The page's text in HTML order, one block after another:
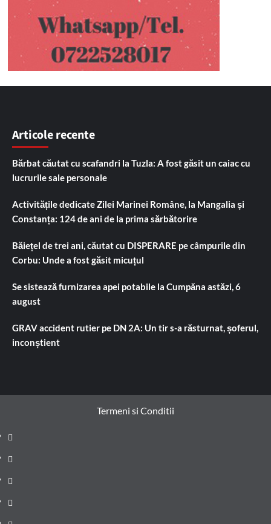
Articole recente
Bărbat căutat cu scafandri la Tuzla: A fost găsit un caiac cu
lucrurile sale personale
Activitățile dedicate Zilei Marinei Române, la Mangalia și
Constanța: 124 de ani de la prima sărbătorire
Băiețel de trei ani, căutat cu DISPERARE pe câmpurile din
Corbu: Unde a fost găsit micuțul
Se sistează furnizarea apei potabile la Cumpăna astăzi, 6
august
GRAV accident rutier pe DN 2A: Un tir s-a răsturnat, șoferul,
inconștient
Termeni si Conditii
Prima
pagină
Știri
de
ultima
Administrație
locală
Actualitate